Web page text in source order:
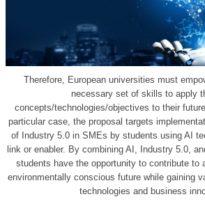
Therefore, European universities must
necessary set of skills to apply
concepts/technologies/objectives to their
particular case, the proposal targets
of Industry 5.0 in SMEs by students using AI
link or enabler. By combining AI, Industry 5.0,
students have the opportunity to contribute to
environmentally conscious future while gaining
technologies and business